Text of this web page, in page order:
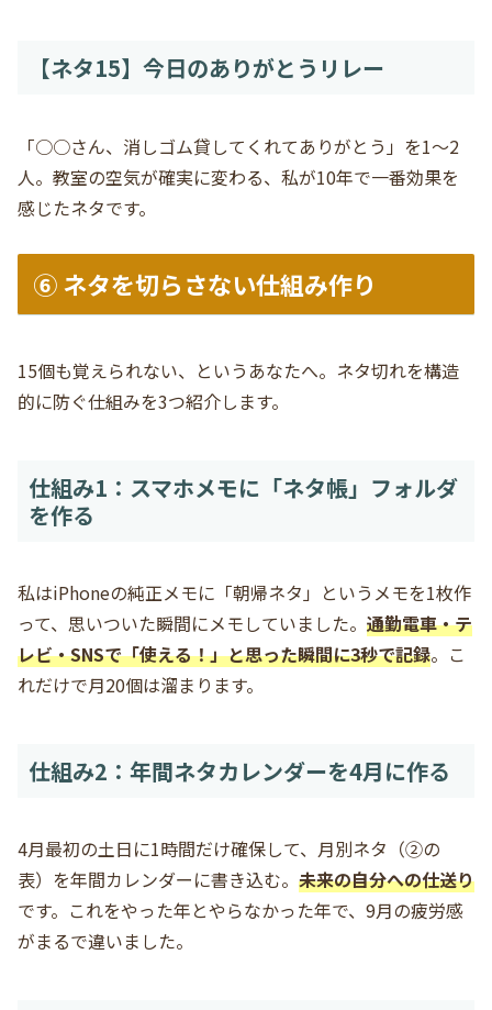
【ネタ15】今日のありがとうリレー
「○○さん、消しゴム貸してくれてありがとう」を1〜2
人。教室の空気が確実に変わる、私が10年で一番効果を
感じたネタです。
⑥ ネタを切らさない仕組み作り
15個も覚えられない、というあなたへ。ネタ切れを構造
的に防ぐ仕組みを3つ紹介します。
仕組み1：スマホメモに「ネタ帳」フォルダ
を作る
私はiPhoneの純正メモに「朝帰ネタ」というメモを1枚作
って、思いついた瞬間にメモしていました。 通勤電車・テ
レビ・SNSで「使える！」と思った瞬間に3秒で記録。こ
れだけで月20個は溜まります。
仕組み2：年間ネタカレンダーを4月に作る
4月最初の土日に1時間だけ確保して、月別ネタ（②の
表）を年間カレンダーに書き込む。 未来の自分への仕送り
です。これをやった年とやらなかった年で、9月の疲労感
がまるで違いました。